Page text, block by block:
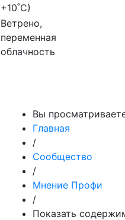
+10˚C)
Ветрено,
переменная
облачность
Вы
Главная
/
Сообщество
/
Мнение Профи
/
Показать